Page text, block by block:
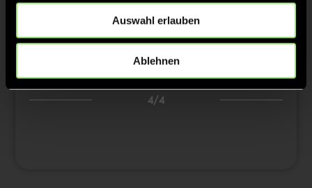
Auswahl erlauben
Ablehnen
2/4
0:3 Klara S., 17’
4/4